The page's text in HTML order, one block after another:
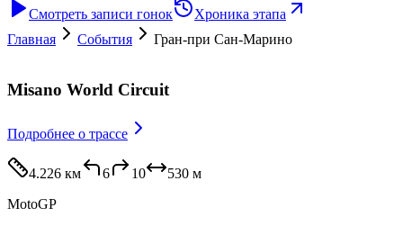
Смотреть записи гонок
Хроника этапа
Главная
События Гран-при Сан-Марино
Misano World Circuit
Подробнее о трассе
4.226 км 6 10 530 м
MotoGP